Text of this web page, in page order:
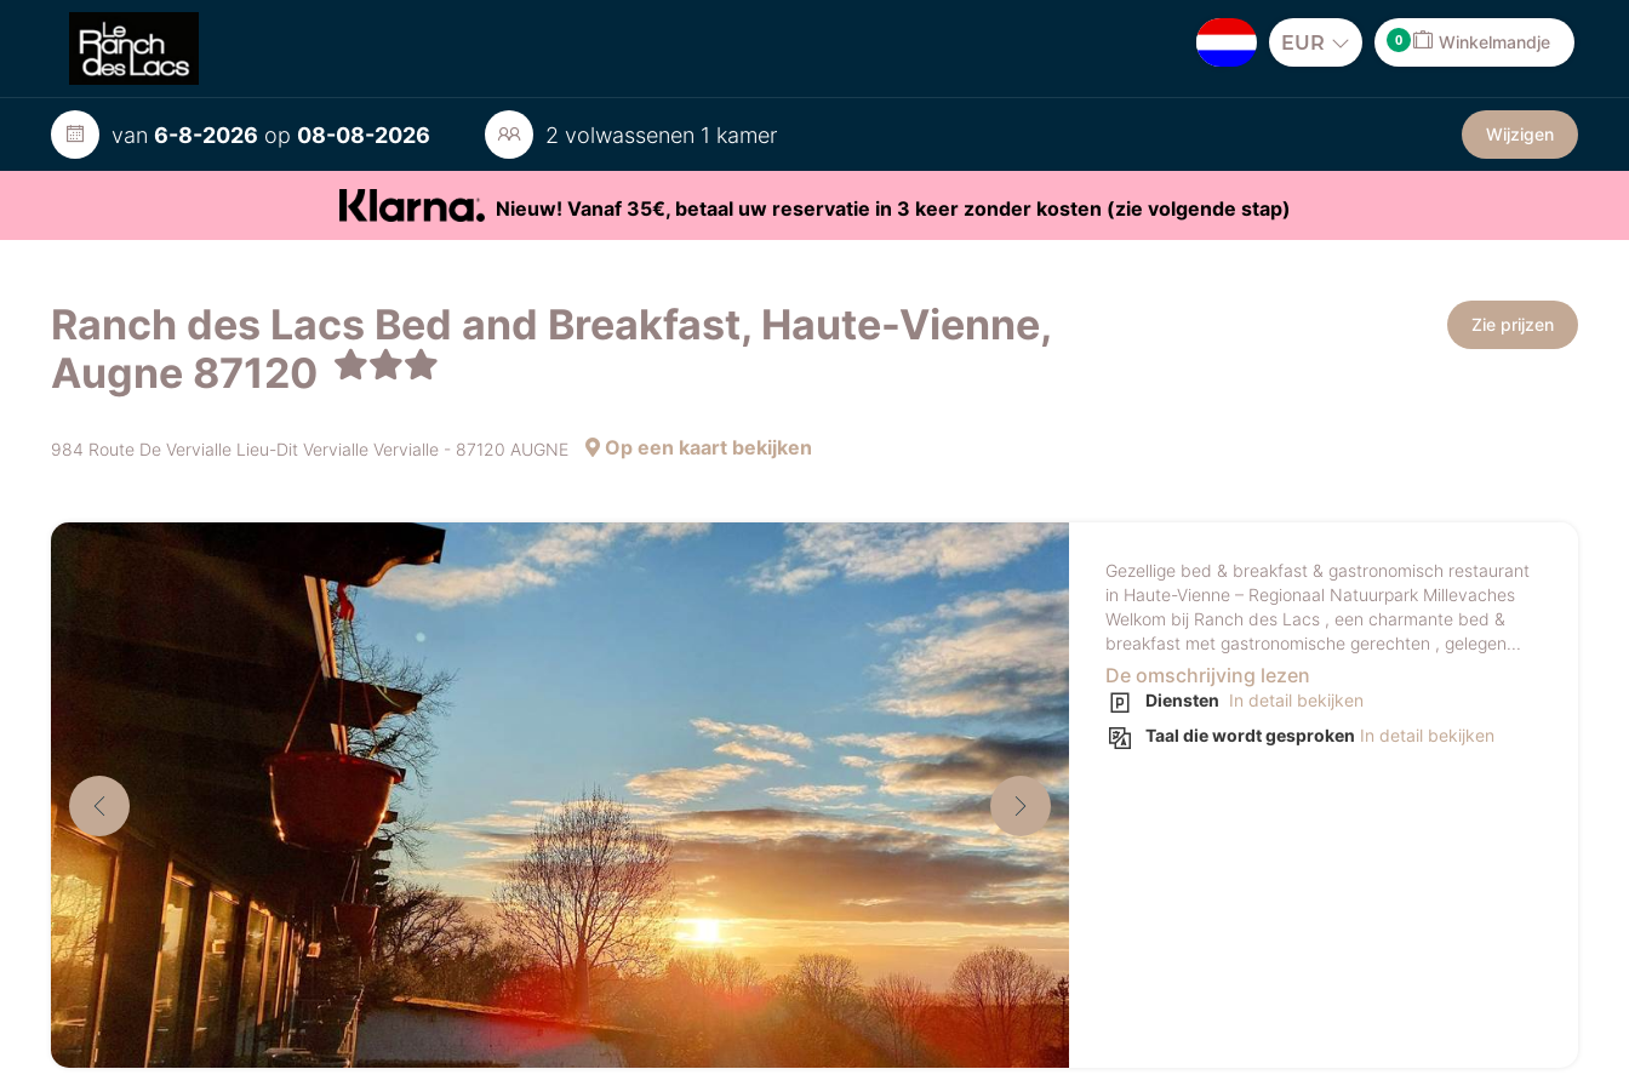
EUR 0 Winkelmandje
van 6-8-2026 op 08-08-2026 2 volwassenen 1 kamer Wijzigen
Nieuw! Vanaf 35€, betaal uw reservatie in 3 keer zonder kosten (zie volgende stap)
Ranch des Lacs Bed and Breakfast, Haute-Vienne,
Augne 87120
984 Route De Vervialle Lieu-Dit Vervialle Vervialle - 87120 AUGNE Op een kaart bekijken
Zie prijzen
Gezellige bed & breakfast & gastronomisch restaurant
in Haute-Vienne – Regionaal Natuurpark Millevaches
Welkom bij Ranch des Lacs , een charmante bed &
breakfast met gastronomische gerechten , gelegen...
De omschrijving lezen
Diensten In detail bekijken
Taal die wordt gesproken In detail bekijken